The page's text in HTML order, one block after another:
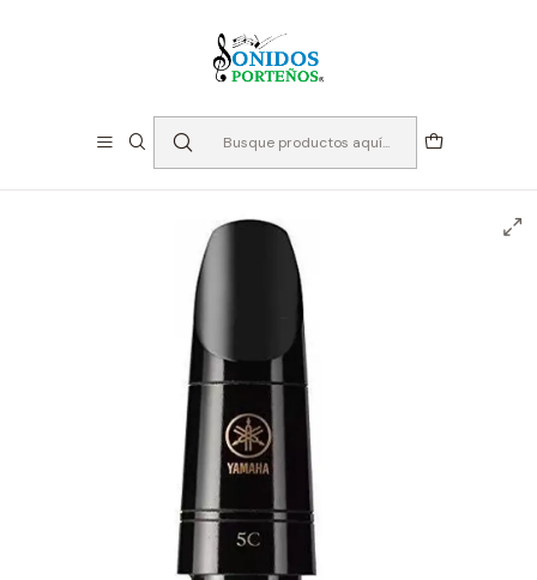
Instrumento de Viento
Accesorios Maderas
Boquilla para Clarinete Bb - Yamaha 5C